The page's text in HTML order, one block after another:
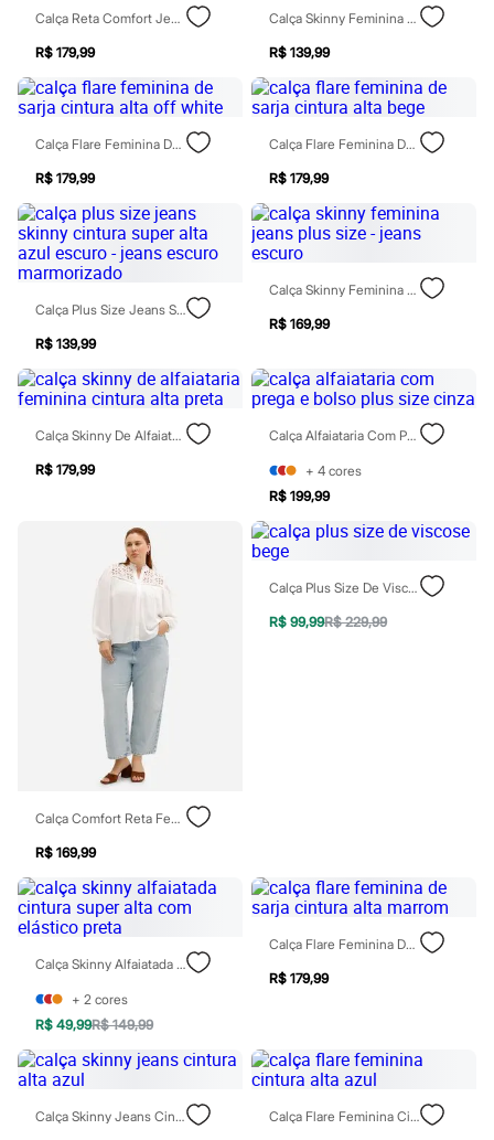
Marcas
City
Clock House
Mindset
Sawary
Yessica
Moda esportiva
Blusas
Calçados
Leggings
Shorts e Bermudas
Tops
Moda íntima
Calcinhas
Cintas e Modeladores
Meias
Sutiãs e Tops
Moda praia
Maiôs
Saídas de praia
Personagens
Casacos e Jaquetas
Moda esportiva
Masculino
Dia dos Pais
Calças
Casacos e Jaquetas
Jeans
Polos
Acessórios
Bolsas e Mochilas
Chapéus e Bonés
Cintos
Carteiras
Óculos
Relógios
Calçados
Botas
Sapatos
Calça Reta Comfort Jeans Cintura Alta Plus Size Azul
R$ 179,99
Calça Skinny Feminina De Sarja Cintura Alta Marrom
R$ 139,99
Calça Flare Feminina De Sarja Cintura Alta Off White
R$ 179,99
Calça Flare Feminina De Sarja Cintura Alta Bege
R$ 179,99
Calça Plus Size Jeans Skinny Cintura Super Alta Azul Escuro - Jeans Escuro Marmorizado
R$ 139,99
Calça Skinny Feminina Jeans Plus Size - Jeans Escuro
R$ 169,99
Calça Skinny De Alfaiataria Feminina Cintura Alta Preta
R$ 179,99
Calça Alfaiataria Com Prega E Bolso Plus Size Cinza
+ 4 cores
R$ 199,99
Calça Comfort Reta Feminina Jeans Cintura Super Alta Plus Size Azul
R$ 169,99
Calça Plus Size De Viscose Bege
R$ 99,99R$ 229,99
Calça Skinny Alfaiatada Cintura Super Alta Com Elástico Preta
+ 2 cores
R$ 49,99R$ 149,99
Calça Flare Feminina De Sarja Cintura Alta Marrom
R$ 179,99
Calça Skinny Jeans Cintura Alta Azul Calça Flare Feminina Cintura Alta Azul